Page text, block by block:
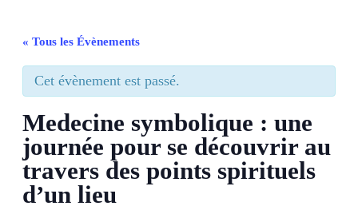
« Tous les Évènements
Cet évènement est passé.
Medecine symbolique : une
journée pour se découvrir au
travers des points spirituels
d’un lieu